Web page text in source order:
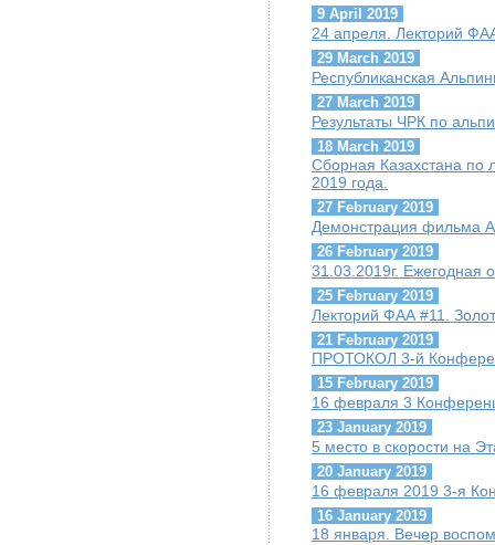
9 April 2019
24 апреля. Лекторий
29 March 2019
Республиканская
27 March 2019
Результаты ЧРК по
18 March 2019
Сборная Казахстана по
2019 года.
27 February 2019
Демонстрация фильма
26 February 2019
31.03.2019г.
25 February 2019
Лекторий ФАА #11.
21 February 2019
ПРОТОКОЛ 3-й
15 February 2019
16 февраля 3
23 January 2019
5 место в скорости на
20 January 2019
16 февраля 2019 3-я
16 January 2019
18 января. Вечер